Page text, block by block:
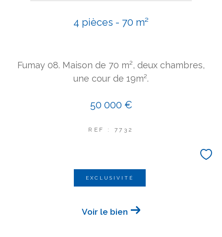
4 pièces - 70 m²
Fumay 08. Maison de 70 m², deux chambres,
une cour de 19m².
50 000 €
REF : 7732
EXCLUSIVITÉ
Voir le bien